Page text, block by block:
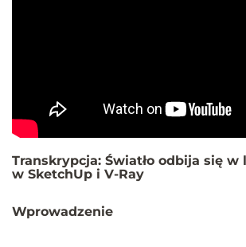
Transkrypcja: Światło odbija się w
w SketchUp i V-Ray
Wprowadzenie